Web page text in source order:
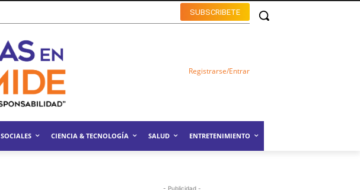
SUBSCRIBETE
Registrarse/Entrar
SOCIALES CIENCIA & TECNOLOGÍA SALUD ENTRETENIMIENTO
- Publicidad -